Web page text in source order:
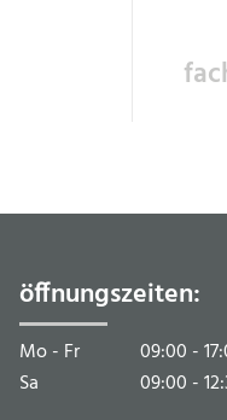
öffnungszeiten:
Mo - Fr
09:00 -
Sa
09:00 -